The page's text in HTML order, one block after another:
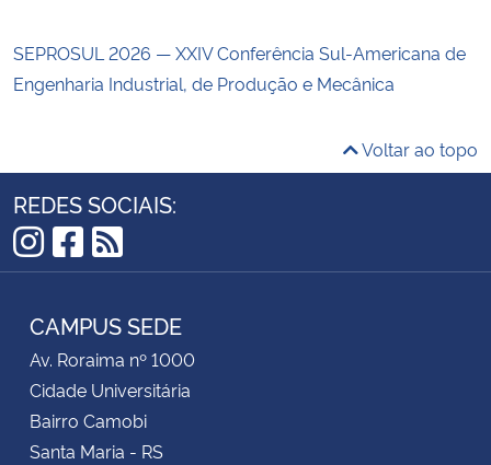
SEPROSUL 2026 — XXIV Conferência Sul-Americana de
Engenharia Industrial, de Produção e Mecânica
Voltar ao topo
REDES SOCIAIS:
Instagram
Facebook
RSS
CAMPUS SEDE
Av. Roraima nº 1000
Cidade Universitária
Bairro Camobi
Santa Maria - RS